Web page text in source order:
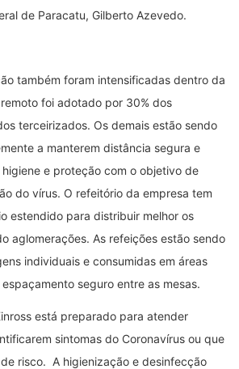
de Paracatu, Gilberto Azevedo.
também foram intensificadas dentro da
foi adotado por 30% dos
terceirizados. Os demais estão sendo
a manterem distância segura e
e proteção com o objetivo de
do vírus. O refeitório da empresa tem
estendido para distribuir melhor os
aglomerações. As refeições estão sendo
individuais e consumidas em áreas
seguro entre as mesas.
está preparado para atender
sintomas do Coronavírus ou que
risco. A higienização e desinfecção